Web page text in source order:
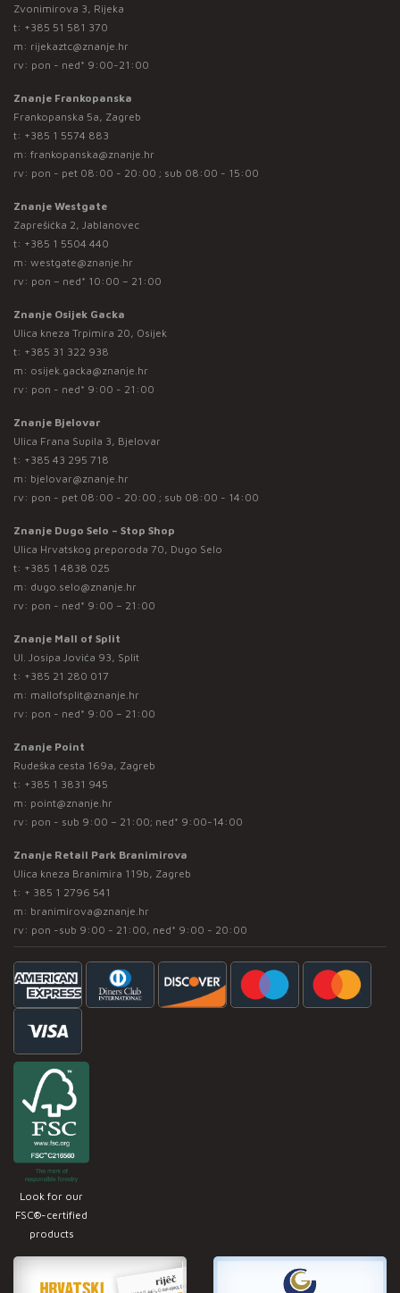
Zvonimirova 3, Rijeka
t: +385 51 581 370
m: rijekaztc@znanje.hr
rv: pon - ned* 9:00-21:00
Znanje Frankopanska
Frankopanska 5a, Zagreb
t: +385 1 5574 883
m: frankopanska@znanje.hr
rv: pon - pet 08:00 - 20:00 ; sub 08:00 - 15:00
Znanje Westgate
Zaprešićka 2, Jablanovec
t: +385 1 5504 440
m: westgate@znanje.hr
rv: pon – ned* 10:00 – 21:00
Znanje Osijek Gacka
Ulica kneza Trpimira 20, Osijek
t: +385 31 322 938
m: osijek.gacka@znanje.hr
rv: pon - ned* 9:00 - 21:00
Znanje Bjelovar
Ulica Frana Supila 3, Bjelovar
t: +385 43 295 718
m: bjelovar@znanje.hr
rv: pon - pet 08:00 - 20:00 ; sub 08:00 - 14:00
Znanje Dugo Selo – Stop Shop
Ulica Hrvatskog preporoda 70, Dugo Selo
t: +385 1 4838 025
m: dugo.selo@znanje.hr
rv: pon - ned* 9:00 – 21:00
Znanje Mall of Split
Ul. Josipa Jovića 93, Split
t: +385 21 280 017
m: mallofsplit@znanje.hr
rv: pon - ned* 9:00 – 21:00
Znanje Point
Rudeška cesta 169a, Zagreb
t: +385 1 3831 945
m: point@znanje.hr
rv: pon - sub 9:00 – 21:00; ned* 9:00-14:00
Znanje Retail Park Branimirova
Ulica kneza Branimira 119b, Zagreb
t: + 385 1 2796 541
m: branimirova@znanje.hr
rv: pon -sub 9:00 - 21:00, ned* 9:00 - 20:00
Look for our
FSC®-certified
products